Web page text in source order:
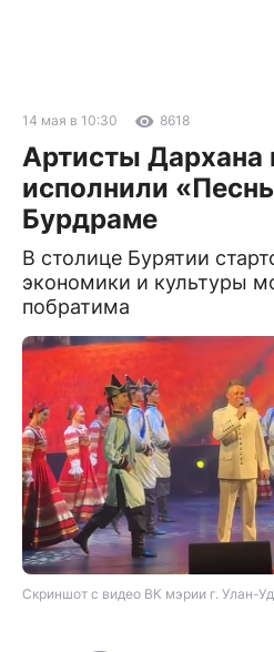
14 мая в 10:30 8618
Артисты Дархана
исполнили
Бурдраме
В столице Бурятии
экономики и культуры
побратима
Скриншот с видео ВК мэрии г. Улан-